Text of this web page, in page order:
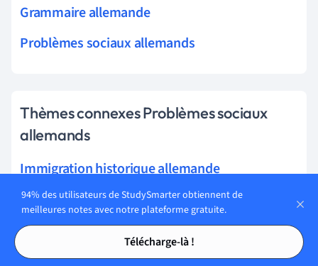
Tables des matières
Tables des matières
Grammaire allemande
Problèmes sociaux allemands
Thèmes connexes Problèmes sociaux
allemands
Immigration historique allemande
Travailleurs invités turcs
Événements historiques allemands
Symboles nationaux allemands
94% des utilisateurs de StudySmarter obtiennent de
meilleures notes avec notre plateforme gratuite.
Télécharge-là !